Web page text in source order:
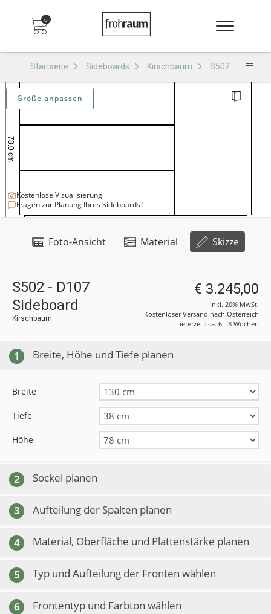
0
Startseite Sideboards Kirschbaum S502 Sideboard
Foto-Ansicht Material Skizze
Kostenlose Visualisierung
Fragen zur Planung Ihres Sideboards?
Größe anpassen
S502 - D107
Sideboard
Kirschbaum
€ 3.245,00
inkl. 20% MwSt.
Kostenloser Versand nach Österreich
Lieferzeit: ca. 6 - 8 Wochen
1 Breite, Höhe und Tiefe planen
Breite
Tiefe
Höhe
2 Sockel planen
3 Aufteilung der Spalten planen
4 Material, Oberfläche und Plattenstärke planen
5 Typ und Aufteilung der Fronten wählen
6 Frontentyp und Farbton wählen